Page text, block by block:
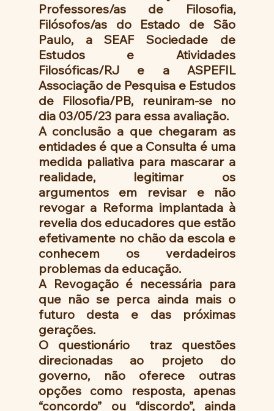
Professores/as de Filosofia,
Filósofos/as do Estado de São
Paulo, a SEAF Sociedade de
Estudos e Atividades
Filosóficas/RJ e a ASPEFIL
Associação de Pesquisa e Estudos
de Filosofia/PB, reuniram-se no
dia 03/05/23 para essa avaliação.
A conclusão a que chegaram as
entidades é que a Consulta é uma
medida paliativa para mascarar a
realidade, legitimar os
argumentos em revisar e não
revogar a Reforma implantada à
revelia dos educadores que estão
efetivamente no chão da escola e
conhecem os verdadeiros
problemas da educação.
A Revogação é necessária para
que não se perca ainda mais o
futuro desta e das próximas
gerações.
O questionário  traz questões
direcionadas ao projeto do
governo, não oferece outras
opções como resposta, apenas
“concordo” ou “discordo”, ainda